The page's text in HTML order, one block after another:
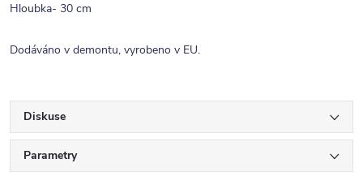
Hloubka- 30 cm
Dodáváno v demontu, vyrobeno v EU.
Diskuse
Parametry